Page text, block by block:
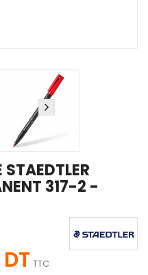
STAEDTLER
317-2 -
TTC